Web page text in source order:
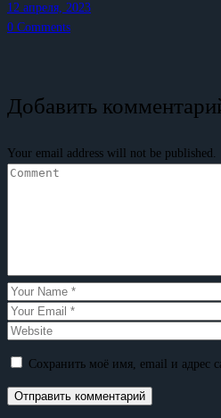
12 апреля, 2023
0 Comments
Добавить
Your email address will not be published.
Сохранить моё имя, email и адрес